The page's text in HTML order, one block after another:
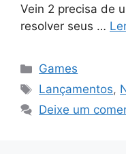
Vein 2 precisa de
resolver seus …
Categorias
Games
Tags
Lançamentos,
Deixe um